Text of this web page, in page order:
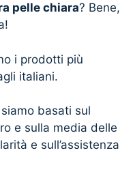
pelle chiara? Bene,
i prodotti più
italiani.
basati sul
e sulla media delle
e sull’assistenza